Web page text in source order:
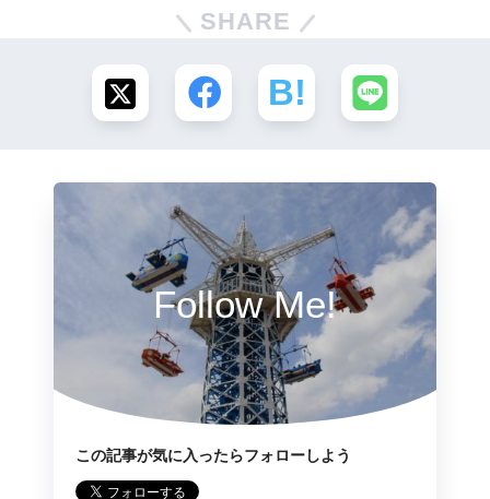
SHARE
Follow Me!
この記事が気に入ったらフォローしよう